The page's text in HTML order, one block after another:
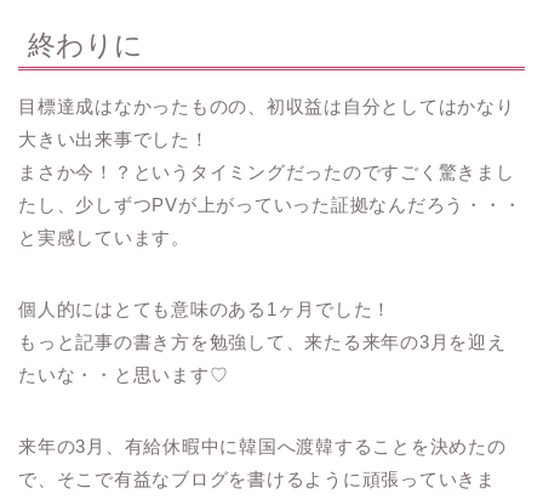
終わりに
目標達成はなかったものの、初収益は自分としてはかなり
大きい出来事でした！
まさか今！？というタイミングだったのですごく驚きまし
たし、少しずつPVが上がっていった証拠なんだろう・・・
と実感しています。
個人的にはとても意味のある1ヶ月でした！
もっと記事の書き方を勉強して、来たる来年の3月を迎え
たいな・・と思います♡
来年の3月、有給休暇中に韓国へ渡韓することを決めたの
で、そこで有益なブログを書けるように頑張っていきま